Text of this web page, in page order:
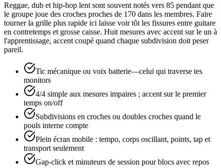
Reggae, dub et hip-hop lent sont souvent notés vers 85 pendant que
le groupe joue des croches proches de 170 dans les membres. Faire
tourner la grille plus rapide ici laisse voir tôt les fissures entre guitare
en contretemps et grosse caisse. Huit mesures avec accent sur le un à
l'apprentissage, accent coupé quand chaque subdivision doit peser
pareil.
Tic mécanique ou voix batterie—celui qui traverse tes
monitors
4/4 simple aux mesures impaires ; accent sur le premier
temps on/off
Subdivisions en croches ou doubles croches quand le
pouls interne compte
Plein écran mobile : tempo, corps oscillant, points, tap et
transport seulement
Gap-click et minuteurs de session pour blocs avec repos